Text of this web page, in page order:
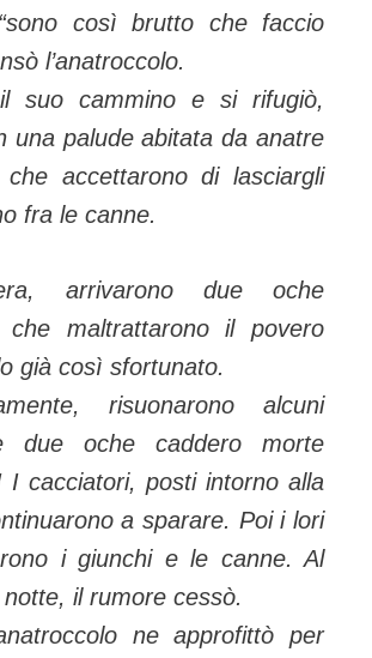
così brutto che faccio
l’anatroccolo.
suo cammino e si rifugiò,
una palude abitata da anatre
che accettarono di lasciargli
fra le canne.
arrivarono due oche
che maltrattarono il povero
già così sfortunato.
risuonarono alcuni
due oche caddero morte
I cacciatori, posti intorno alla
a sparare. Poi i lori
i giunchi e le canne. Al
il rumore cessò.
ne approfittò per